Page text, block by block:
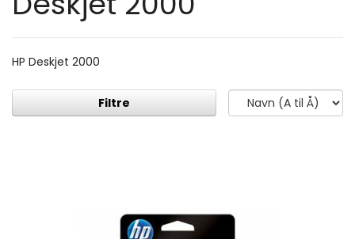
HP Deskjet 2000
Filtre